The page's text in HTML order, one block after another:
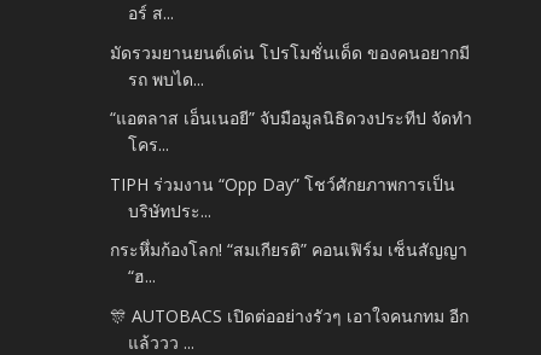
อร์ ส...
มัดรวมยานยนต์เด่น โปรโมชั่นเด็ด ของคนอยากมี
รถ พบได...
“แอตลาส เอ็นเนอยี” จับมือมูลนิธิดวงประทีป จัดทำ
โคร...
TIPH ร่วมงาน “Opp Day” โชว์ศักยภาพการเป็น
บริษัทประ...
กระหึ่มก้องโลก! “สมเกียรติ” คอนเฟิร์ม เซ็นสัญญา
“ฮ...
🎊 AUTOBACS เปิดต่ออย่างรัวๆ เอาใจคนกทม อีก
แล้ววว ...